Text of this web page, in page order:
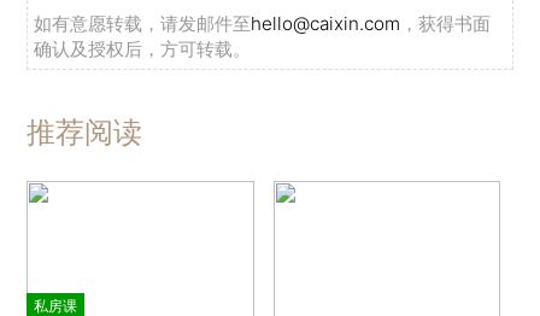
如有意愿转载，请发邮件至hello@caixin.com ，获得书面
确认及授权后，方可转载。
推荐阅读
私房课